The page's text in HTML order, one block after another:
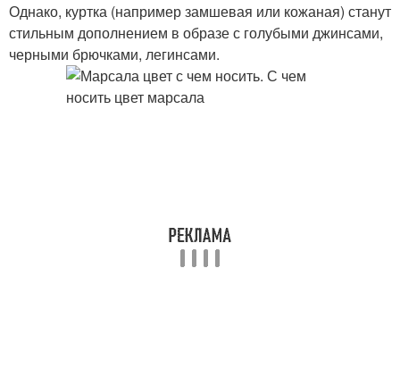
Однако, куртка (например замшевая или кожаная) станут
стильным дополнением в образе с голубыми джинсами,
черными брючками, легинсами.